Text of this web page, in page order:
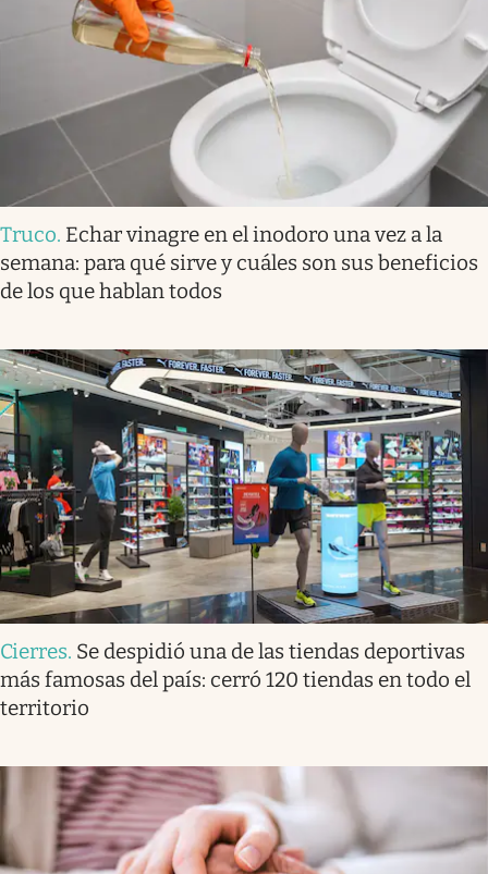
Truco. Echar vinagre en el inodoro una vez a la
semana: para qué sirve y cuáles son sus beneficios
de los que hablan todos
Cierres. Se despidió una de las tiendas deportivas
más famosas del país: cerró 120 tiendas en todo el
territorio